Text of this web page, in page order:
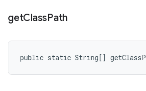
getClassPath
public static String[]